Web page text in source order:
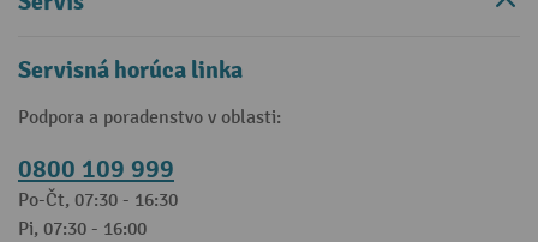
Servisná horúca linka
Podpora a poradenstvo v oblasti:
0800 109 999
Po-Čt, 07:30 - 16:30
Pi, 07:30 - 16:00